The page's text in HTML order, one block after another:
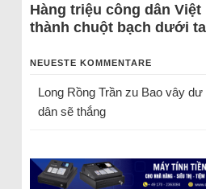
Hàng triệu công dân
thành chuột bạch dưới
NEUESTE KOMMENTARE
Long Rồng Trầnzu Bao vây dư
dân sẽ thắng